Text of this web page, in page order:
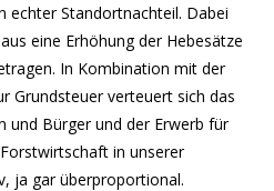
echter Standortnachteil. Dabei
eine Erhöhung der Hebesätze
In Kombination mit der
Grundsteuer verteuert sich das
und Bürger und der Erwerb für
in unserer
ja gar überproportional.